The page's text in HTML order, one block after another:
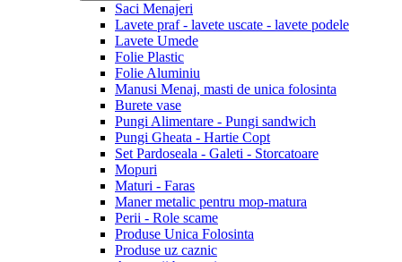
Saci Menajeri
Lavete praf - lavete uscate - lavete podele
Lavete Umede
Folie Plastic
Folie Aluminiu
Manusi Menaj, masti de unica folosinta
Burete vase
Pungi Alimentare - Pungi sandwich
Pungi Gheata - Hartie Copt
Set Pardoseala - Galeti - Storcatoare
Mopuri
Maturi - Faras
Maner metalic pentru mop-matura
Perii - Role scame
Produse Unica Folosinta
Produse uz caznic